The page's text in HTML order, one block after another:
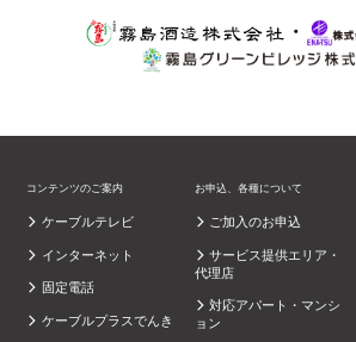
・
コンテンツのご案内
ケーブルテレビ
インターネット
固定電話
ケーブルプラスでんき
お申込、各種について
ご加入のお申込
サービス提供エリア・
代理店
対応アパート・マンシ
ョン